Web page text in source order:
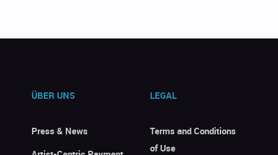
ÜBER UNS
Press & News
LEGAL
Terms and Conditions
of Use